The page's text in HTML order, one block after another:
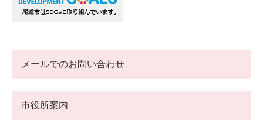
メールでのお問い合わせ
市役所案内